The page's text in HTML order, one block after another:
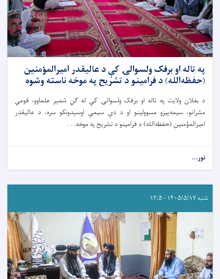
په تاله‌ او برفک ولسوالۍ کې د عالیقدر امیرالمؤمنین
(حفظه‌الله) د فرامینو د تشریح په موخه ناسته وشوه
د بغلان ولایت په تاله ا‌و برفک ولسوالۍ کې له ګڼ شمېر علماوو، قومي
مشرانو، سیمه‌ییزو مسوولینو او د دې سیمې اوسېدونکو سره، د عالیقدر
امیرالمؤمنین (حفظه‌الله) د فرامینو د تشریح په موخه. . .
نور...
شنبه ۱۴۰۵/۵/۱۷ - ۱۲:۵